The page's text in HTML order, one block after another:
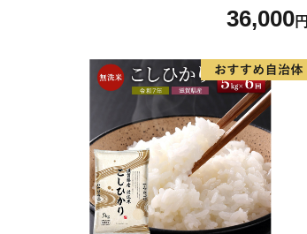
肉 焼肉用 カルビ 赤身 霜降り 肉 和
牛 日本三大和牛 ブランド牛 3か月
定期便 BBQ バーベキュー 滋賀県
豊郷町
36,000円